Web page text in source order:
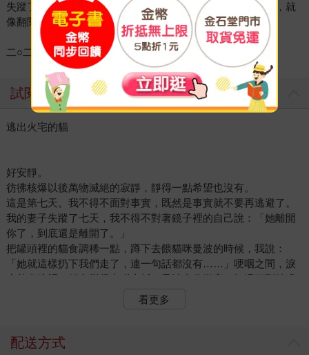
失蹤了，她去了哪兒？還會不會回來？請開始閱讀這個故事，就
像翻閱一張又一張尋貓啟事，展開一場奇妙的旅程。
二○二五年養貓人謹序
試閱
逃出火宅的貓
好安靜。
彷彿核爆以後萬物滅絕的寂靜，靜得一點希望也沒有。
這是第七天。我不得不面對事實，既然是事實就不要再逃避了。
我的妻子失蹤了七天，我不得不對著鏡子裡的自己說：「她離開
你了，到底還是離開了。」
把罐頭裡的貓食調稀一點，蹲下去餵貓咪曼波的時候，我說：
「她就這樣扔下我們走了，連一句話都沒有……」哽咽之間，淚
水落進碗裡，貓食變得太稀太鹹，曼波十分嫌棄，扭過頭到牆邊
的表情？
看更多
配送方式